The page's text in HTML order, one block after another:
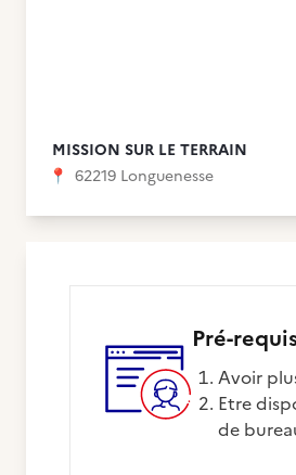
MISSION SUR LE TERRAIN
📍 62219 Longuenesse
Pré-
Avoir
Etre disponible en semaine ( l'atelier ne fonctionnant pas le week-end ) et aux heures
de